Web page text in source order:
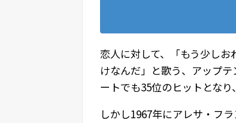
恋人に対して、「もう少し
けなんだ」と歌う、アップ
ートでも35位のヒットとな
しかし1967年にアレサ・フ